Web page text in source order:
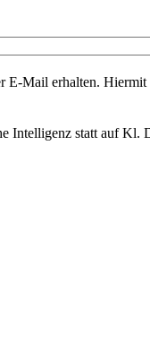
E-Mail erhalten. Hiermit
Intelligenz statt auf Kl.